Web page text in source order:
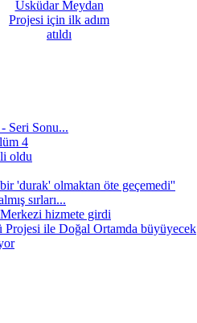
Üsküdar Meydan
Projesi için ilk adım
atıldı
Seri Sonu...
4
oldu
'durak' olmaktan öte geçemedi''
sırları...
hizmete girdi
ile Doğal Ortamda büyüyecek